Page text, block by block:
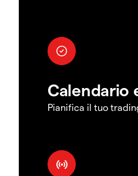
Calendario
Pianifica il tuo